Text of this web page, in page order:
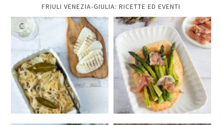
FRIULI VENEZIA-GIULIA: RICETTE ED EVENTI